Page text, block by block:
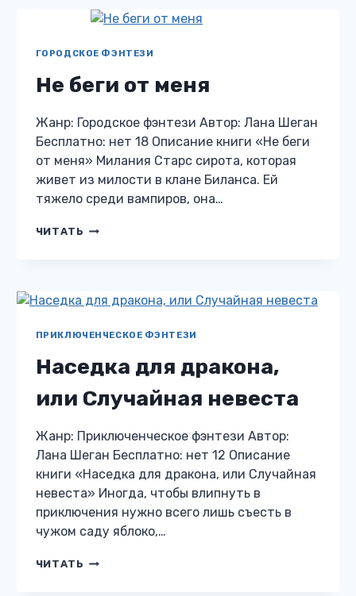
БУДУ
ВЕДЬМОЙ!
ГОРОДСКОЕ ФЭНТЕЗИ
Не беги от меня
Жанр: Городское фэнтези Автор: Лана Шеган
Бесплатно: нет 18 Описание книги «Не беги
от меня» Милания Старс сирота, которая
живет из милости в клане Биланса. Ей
тяжело среди вампиров, она…
ЧИТАТЬ НЕ
ПРИКЛЮЧЕНЧЕСКОЕ ФЭНТЕЗИ
Наседка для дракона,
или Случайная невеста
Жанр: Приключенческое фэнтези Автор:
Лана Шеган Бесплатно: нет 12 Описание
книги «Наседка для дракона, или Случайная
невеста» Иногда, чтобы влипнуть в
приключения нужно всего лишь съесть в
чужом саду яблоко,…
ЧИТАТЬ НАСЕДКА